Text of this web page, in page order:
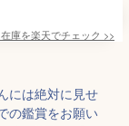
庫を楽天でチェック >>
には絶対に見せ
の鑑賞をお願い